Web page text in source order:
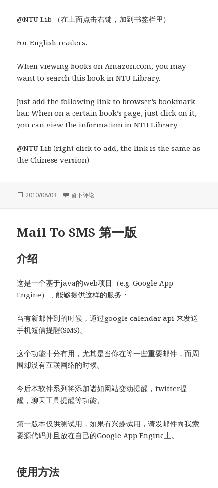
@NTU Lib （在上面点击右键，加到书签栏里）
For English readers:
When viewing books on Amazon.com, you may
want to search this book in NTU Library.
Just add the following link to browser’s bookmark
bar. When on a certain book’s page, just click on it,
you can view the information in NTU Library.
@NTU Lib (right click to add, the link is the same as
the Chinese version)
发
2010/08/08 于I made a NTU Library tool
留下评论
Mail To SMS 第一版
介绍
这是一个基于java的web项目（e.g. Google App
Engine），能够提供这样的服务：
当有新邮件到的时候，通过google calendar api 来发送
手机短信提醒(SMS)。
这个功能十分有用，尤其是当你在等一些重要邮件，而周
围却没有互联网络的时候。
今后本软件系列将添加诸如网站变动提醒，twitter提
醒，聊天工具提醒等功能。
第一版本仅供测试用，如果有兴趣试用，请发邮件向我索
要源代码并且放在自己的Google App Engine上。
使用方法